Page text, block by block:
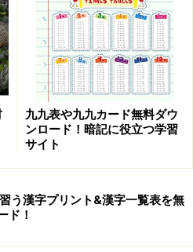
「農林水産省 子どものための
のための農業教室」は、 米作
して学べる小中学生向けのサ
する『くらべてみよう昔とい
では、 米作りの年間スケジュ
現在と昔の米作りの作業を画
、ひとつひとつ手作業で行っ
効率化されていく様子を学ぶ
九九表や九九カード無料ダウ
ンロード！暗記に役立つ学習
サイト
う漢字プリント&漢字一覧表を無
ド！